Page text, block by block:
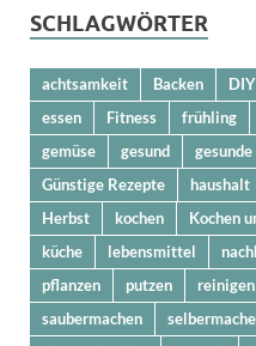
SCHLAGWÖRTER
achtsamkeit Backen DIY
essen
Fitness frühling
gemüse
gesund
Günstige Rezepte
haushalt
Herbst
kochen Kochen
küche
lebensmittel
pflanzen
putzen reinigen
saubermachen